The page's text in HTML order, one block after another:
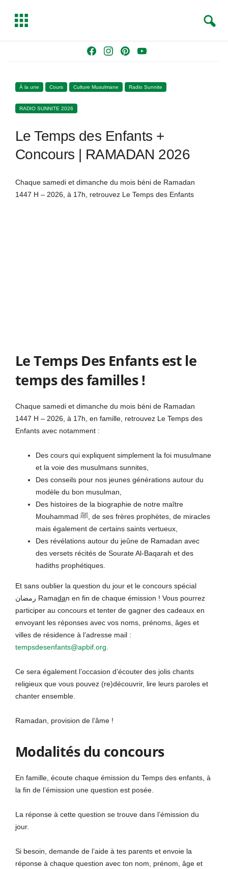
e
k
t
a
m
t
s
t
Y
T
T
g
e
a
À la une Cours Culture Musulmane Radio Sunnite
RADIO SUNNITE 2026
Le Temps des Enfants +
Concours | RAMADAN 2026
Chaque samedi et dimanche du mois béni de Ramadan
1447 H – 2026, à 17h, retrouvez Le Temps des Enfants
Le Temps Des Enfants est le
temps des familles !
Chaque samedi et dimanche du mois béni de Ramadan
1447 H – 2026, à 17h, en famille, retrouvez Le Temps des
Enfants avec notamment :
Des cours qui expliquent simplement la foi musulmane
et la voie des musulmans sunnites,
Des conseils pour nos jeunes générations autour du
modèle du bon musulman,
Des histoires de la biographie de notre maître
Mouhammad ﷺ, de ses frères prophètes, de miracles
mais également de certains saints vertueux,
Des révélations autour du jeûne de Ramadan avec
des versets récités de Sourate Al-Baqarah et des
hadiths prophétiques.
Et sans oublier la question du jour et le concours spécial
رمضان Ramadan en fin de chaque émission ! Vous pourrez
participer au concours et tenter de gagner des cadeaux en
envoyant les réponses avec vos noms, prénoms, âges et
villes de résidence à l’adresse mail :
tempsdesenfants@apbif.org
Ce sera également l’occasion d’écouter des jolis chants
religieux que vous pouvez (re)découvrir, lire leurs paroles et
chanter ensemble.
Ramadan, provision de l’âme !
Modalités du concours
En famille, écoute chaque émission du Temps des enfants, à
la fin de l’émission une question est posée.
La réponse à cette question se trouve dans l’émission du
jour.
Si besoin, demande de l’aide à tes parents et envoie la
réponse à chaque question avec ton nom, prénom, âge et